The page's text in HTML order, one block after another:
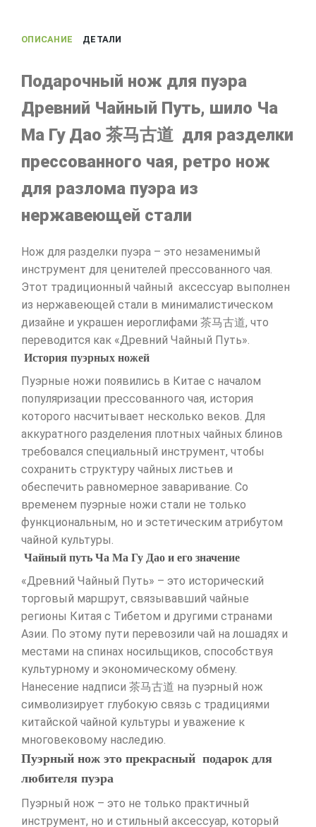
для
чая,
нержавеющая
сталь
ОПИСАНИЕ ДЕТАЛИ
Подарочный нож для пуэра
Древний Чайный Путь, шило Ча
Ма Гу Дао 茶马古道 для разделки
прессованного чая, ретро нож
для разлома пуэра из
нержавеющей стали
Нож для разделки пуэра – это незаменимый
инструмент для ценителей прессованного чая.
Этот традиционный чайный аксессуар выполнен
из нержавеющей стали в минималистическом
дизайне и украшен иероглифами 茶马古道, что
переводится как «Древний Чайный Путь».
История пуэрных ножей
Пуэрные ножи появились в Китае с началом
популяризации прессованного чая, история
которого насчитывает несколько веков. Для
аккуратного разделения плотных чайных блинов
требовался специальный инструмент, чтобы
сохранить структуру чайных листьев и
обеспечить равномерное заваривание. Со
временем пуэрные ножи стали не только
функциональным, но и эстетическим атрибутом
чайной культуры.
Чайный путь Ча Ма Гу Дао и его значение
«Древний Чайный Путь» – это исторический
торговый маршрут, связывавший чайные
регионы Китая с Тибетом и другими странами
Азии. По этому пути перевозили чай на лошадях и
местами на спинах носильщиков, способствуя
культурному и экономическому обмену.
Нанесение надписи 茶马古道 на пуэрный нож
символизирует глубокую связь с традициями
китайской чайной культуры и уважение к
многовековому наследию.
Пуэрный нож это прекрасный подарок для
любителя пуэра
Пуэрный нож – это не только практичный
инструмент, но и стильный аксессуар, который